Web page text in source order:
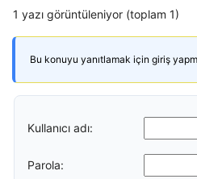
1 yazı görüntüleniyor (toplam 1)
Bu konuyu yanıtlamak için giriş
Kullanıcı adı:
Parola: